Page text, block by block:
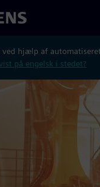
ved hjælp af
på engelsk i stedet?